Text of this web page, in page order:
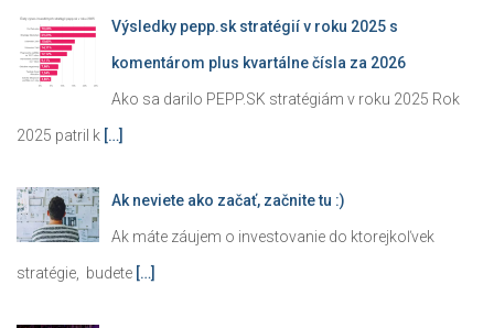
Výsledky pepp.sk stratégií v roku 2025 s
komentárom plus kvartálne čísla za 2026
Ako sa darilo PEPP.SK stratégiám v roku 2025 Rok
2025 patril k […]
Ak neviete ako začať, začnite tu :)
Ak máte záujem o investovanie do ktorejkoľvek
stratégie, budete […]